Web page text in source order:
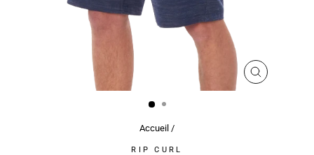
FERMER
Accueil /
RIP CURL